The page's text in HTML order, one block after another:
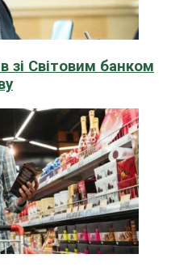
зі Світовим банком